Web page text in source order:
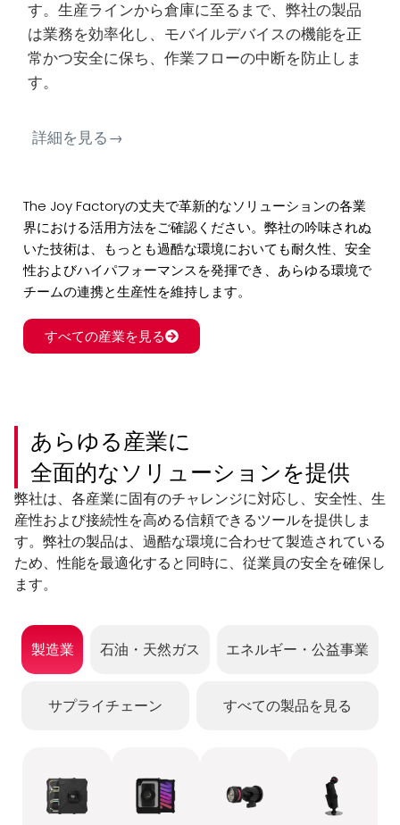
す。生産ラインから倉庫に至るまで、弊社の製品
は業務を効率化し、モバイルデバイスの機能を正
常かつ安全に保ち、作業フローの中断を防止しま
す。
詳細を見る→
The Joy Factoryの丈夫で革新的なソリューションの各業
界における活用方法をご確認ください。弊社の吟味されぬ
いた技術は、もっとも過酷な環境においても耐久性、安全
性およびハイパフォーマンスを発揮でき、あらゆる環境で
チームの連携と生産性を維持します。
すべての産業を見る
あらゆる産業に
全面的なソリューションを提供
弊社は、各産業に固有のチャレンジに対応し、安全性、生
産性および接続性を高める信頼できるツールを提供しま
す。弊社の製品は、過酷な環境に合わせて製造されている
ため、性能を最適化すると同時に、従業員の安全を確保し
ます。
製造業 石油・天然ガス エネルギー・公益事業
サプライチェーン すべての製品を見る